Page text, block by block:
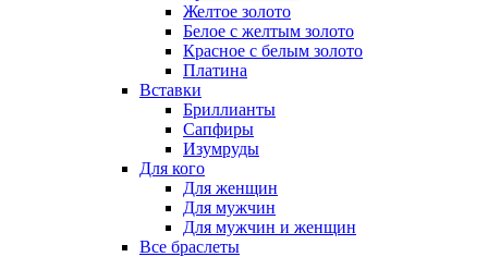
Желтое золото
Белое с желтым золото
Красное с белым золото
Платина
Вставки
Бриллианты
Сапфиры
Изумруды
Для кого
Для женщин
Для мужчин
Для мужчин и женщин
Все браслеты